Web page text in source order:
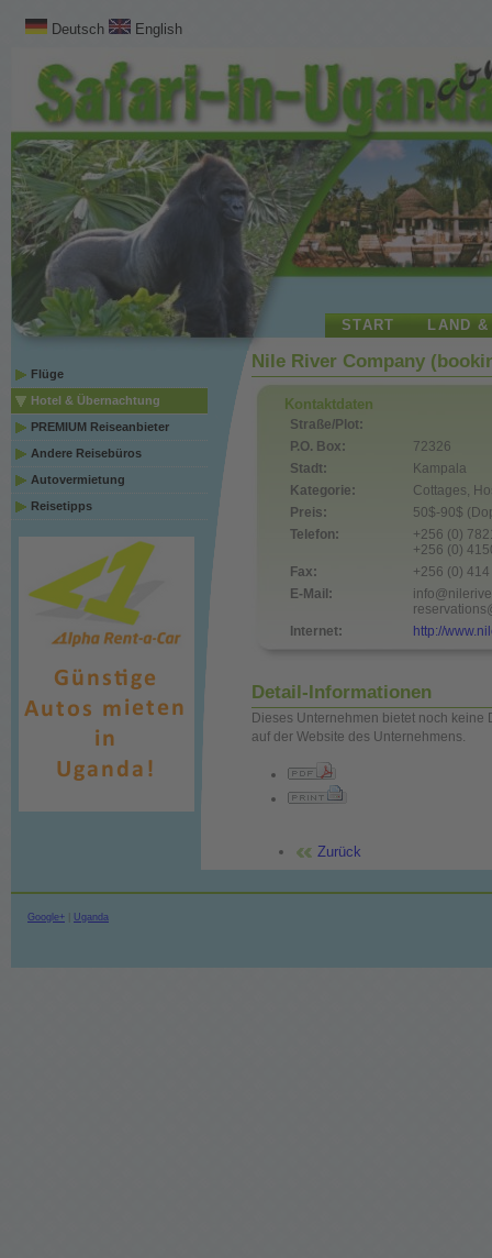
Deutsch English
START LAND
Flüge
Hotel & Übernachtung
PREMIUM Reiseanbieter
Andere Reisebüros
Autovermietung
Reisetipps
Nile River Company
Kontaktdaten
Straße/Plot:
P.O. Box:
72326
Stadt:
Kampala
Kategorie:
Cottages,
Preis:
50$-90$
Telefon:
+256 (0)
+256 (0)
Fax:
+256 (0)
E-Mail:
Internet:
http://
Detail-Informationen
Dieses Unternehmen bietet noch
auf der Website des Unternehmens.
Zurück
Google+ Uganda